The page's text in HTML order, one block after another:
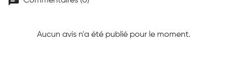
Aucun avis n'a été publié pour le moment.